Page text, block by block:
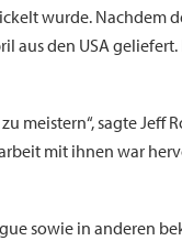
wurde. Nachdem
den USA
sagte Jeff
mit ihnen war
sowie in anderen